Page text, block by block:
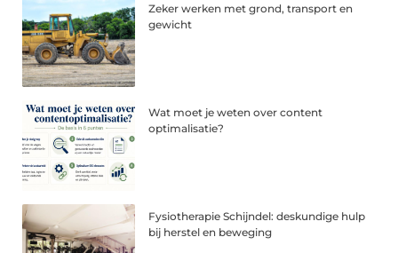
Zeker werken met grond, transport en
gewicht
Wat moet je weten over content
optimalisatie?
Fysiotherapie Schijndel: deskundige hulp
bij herstel en beweging